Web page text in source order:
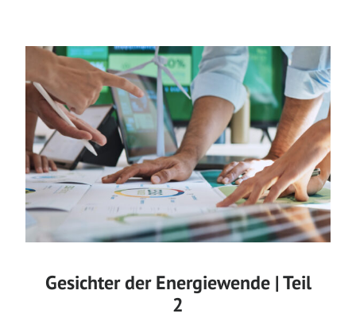
Gesichter der Energiewende | Teil
2